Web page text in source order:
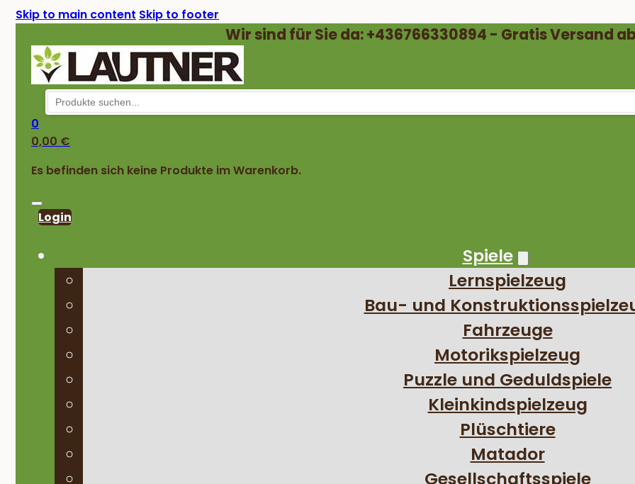
Skip to main content Skip to footer
Wir sind für Sie da: +436766330894 - Gratis Versand
0
0,00 €
Es befinden sich keine Produkte im Warenkorb.
Login
Spiele
Lernspielzeug
Bau- und
Fahrzeuge
Motorikspielzeug
Puzzle und Geduldspiele
Kleinkindspielzeug
Plüschtiere
Matador
Gesellschaftsspiele